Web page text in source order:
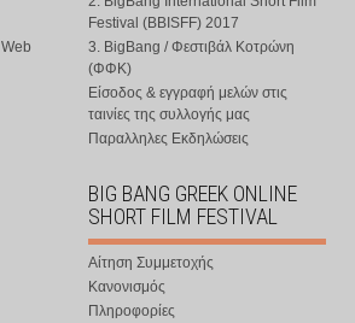
Festival (BBISFF) 2017
3. BigBang / Φεστιβάλ Κοτρώνη
(ΦΦΚ)
Είσοδος & εγγραφή μελών στις
ταινίες της συλλογής μας
Παραλληλες Εκδηλώσεις
BIG BANG GREEK ONLINE
SHORT FILM FESTIVAL
Αίτηση Συμμετοχής
Κανονισμός
Πληροφορίες